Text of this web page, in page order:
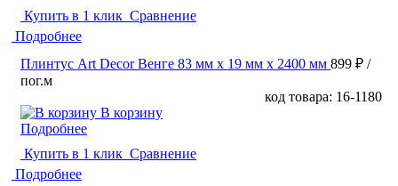
Купить в 1 клик Сравнение
Подробнее
Плинтус Art Decor Венге 83 мм х 19 мм х 2400 мм 899 ₽ /
пог.м
код товара: 16-1180
В корзину
Подробнее
Купить в 1 клик Сравнение
Подробнее